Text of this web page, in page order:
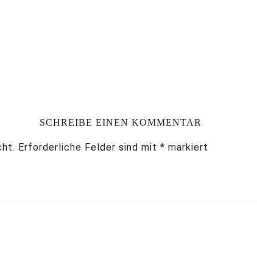
SCHREIBE EINEN KOMMENTAR
Erforderliche Felder sind mit * markiert